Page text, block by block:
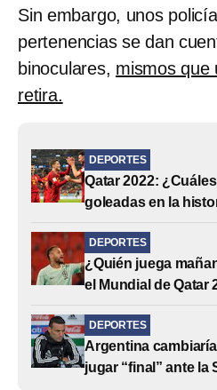
Sin embargo, unos
pertenencias se dan
binoculares, mismos que
retira.
DEPORTES
Qatar 2022:
goleadas en la
DEPORTES
¿Quién juega
el Mundial de Qatar
DEPORTES
Argentina
jugar “final” ante la